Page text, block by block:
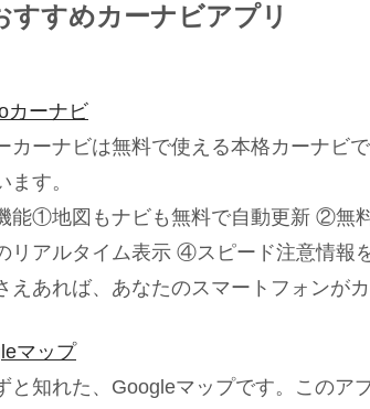
すすめカーナビアプリ
カーナビ
カーナビは無料で使える本格カーナビ
ます。
能①地図もナビも無料で自動更新 ②無
リアルタイム表示 ④スピード注意情報を
えあれば、あなたのスマートフォンが
マップ
と知れた、Googleマップです。このア